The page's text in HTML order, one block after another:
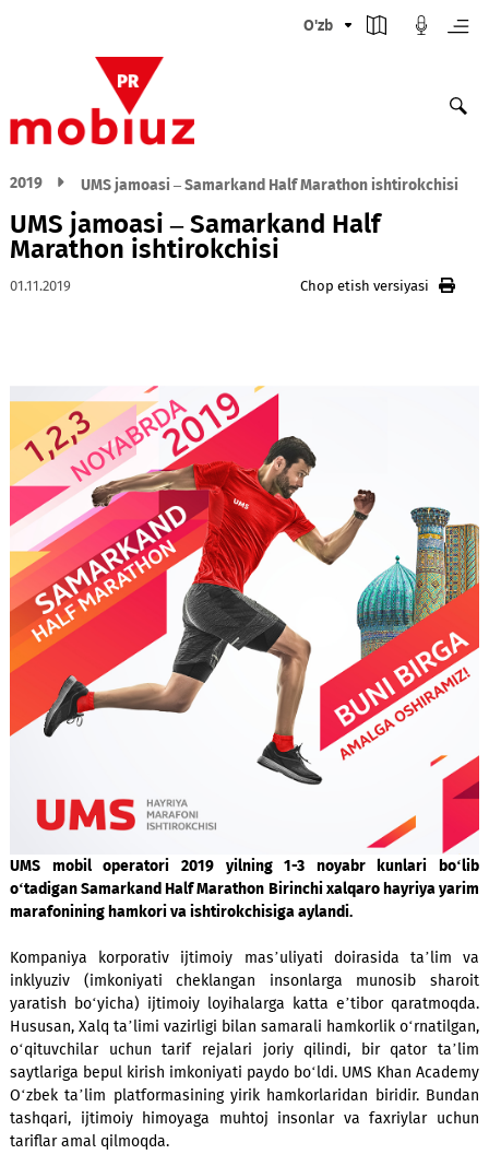
O'zb
UMS jamoasi – Samarkand Half
Marathon ishtirokchisi
UMS mobil operatori 2019 yilning 1-3 noyabr kunlari
o‘tadigan Samarkand Half Marathon Birinchi xalqaro hayriya
marafonining hamkori va ishtirokchisiga aylandi.
Kompaniya korporativ ijtimoiy mas’uliyati doirasida
inklyuziv (imkoniyati cheklangan insonlarga munosib
yaratish bo‘yicha) ijtimoiy loyihalarga katta e’tibor
Hususan, Xalq ta’limi vazirligi bilan samarali hamkorlik